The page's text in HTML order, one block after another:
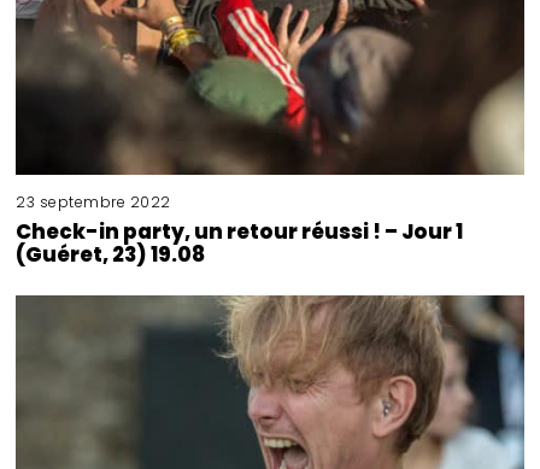
23 septembre 2022
Check-in party, un retour réussi ! – Jour 1
(Guéret, 23) 19.08